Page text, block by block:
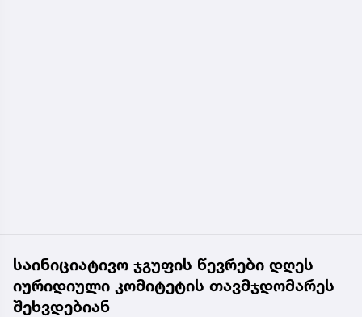
საინიციატივო ჯგუფის წევრები დღეს
იურიდიული კომიტეტის თავმჯდომარეს
შეხვდებიან